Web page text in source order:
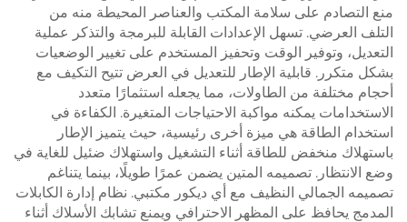
منع التصادم على سلامة المكتب والعناصر المحيطة منه من
التلف العرضي. تسهل الإعدادات القابلة للبرمجة والتذكر عملية
التعديل، وتوفير الوقت وتحفيز المستخدم على تغيير الوضعيات
بشكل متكرر. قابلية الإطار للتعديل في العرض تتيح التكيف مع
أحجام مختلفة من الطاولات، مما يجعله استثمارًا متعدد
الاستخدامات يمكنه مواكبة الاحتياجات المتغيرة. الكفاءة في
استخدام الطاقة هي ميزة أخرى رئيسية، حيث يتميز الإطار
باستهلاك منخفض للطاقة أثناء التشغيل واستهلاك ضئيل للغاية في
وضع الانتظار. تصميمه المتين يضمن عمرًا طويلًا، بينما يتناغم
تصميمه الجمالي النظيف مع أي ديكور مكتبي. نظام إدارة الكابلات
المدمج يحافظ على المظهر الاحترافي ويمنع تشابك الأسلاك أثناء